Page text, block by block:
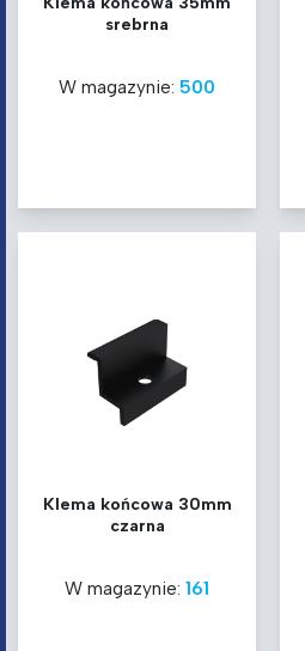
srebrna
W magazynie: 500
Klema końcowa 30mm
czarna
W magazynie: 161